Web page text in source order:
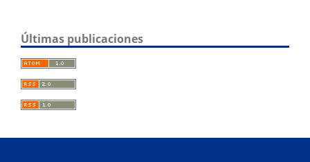
Últimas publicaciones